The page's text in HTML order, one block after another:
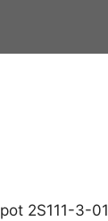
2S111-3-01